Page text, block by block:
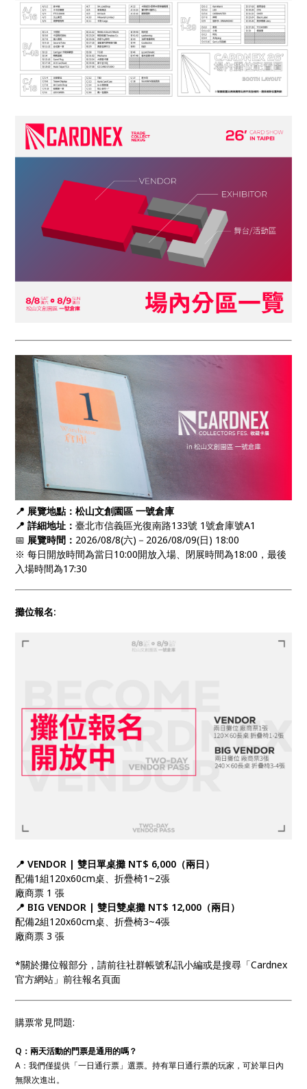
📍 展覽地點：松山文創園區 一號倉庫
📍詳細地址：臺北市信義區光復南路133號 1號倉庫號A1
📅 展覽時間： 2026/08/8(六)－2026/08/09(日) 18:00
※ 每日開放時間為當日10:00開放入場、閉展時間為18:00，最後
入場時間為17:30
攤位報名:
📍 VENDOR | 雙日單桌攤 NT$ 6,000（兩日）
配備1組120x60cm桌、折疊椅1~2張
廠商票 1 張
📍 BIG VENDOR | 雙日雙桌攤 NT$ 12,000（兩日）
配備2組120x60cm桌、折疊椅3~4張
廠商票 3 張
*關於攤位報部分，請前往社群帳號私訊小編或是搜尋「Cardnex
官方網站」前往報名頁面
購票常見問題:
Q：兩天活動的門票是通用的嗎？
A：我們僅提供「一日通行票」選票。持有單日通行票的玩家，可於單日內
無限次進出。